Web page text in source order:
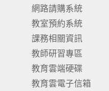
網路請購系統
教室預約系統
課務相關資訊
教師研習專區
教育雲端硬碟
教育雲電子信箱